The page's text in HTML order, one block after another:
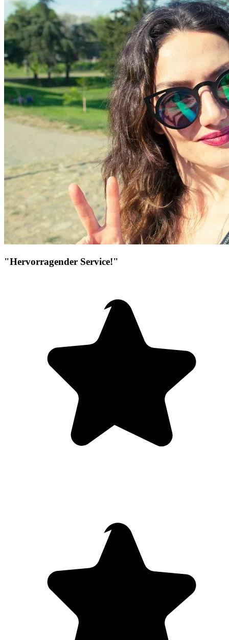
"Hervorragender Service!"